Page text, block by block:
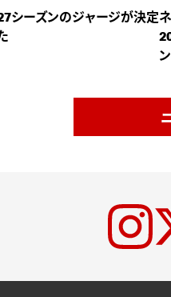
シーズンのジャージが決定